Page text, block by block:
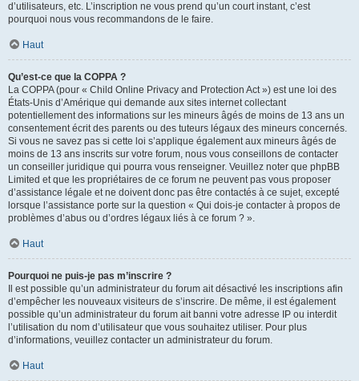
d’utilisateurs, etc. L’inscription ne vous prend qu’un court instant, c’est
pourquoi nous vous recommandons de le faire.
Haut
Qu’est-ce que la COPPA ?
La COPPA (pour « Child Online Privacy and Protection Act ») est une loi des
États-Unis d’Amérique qui demande aux sites internet collectant
potentiellement des informations sur les mineurs âgés de moins de 13 ans un
consentement écrit des parents ou des tuteurs légaux des mineurs concernés.
Si vous ne savez pas si cette loi s’applique également aux mineurs âgés de
moins de 13 ans inscrits sur votre forum, nous vous conseillons de contacter
un conseiller juridique qui pourra vous renseigner. Veuillez noter que phpBB
Limited et que les propriétaires de ce forum ne peuvent pas vous proposer
d’assistance légale et ne doivent donc pas être contactés à ce sujet, excepté
lorsque l’assistance porte sur la question « Qui dois-je contacter à propos de
problèmes d’abus ou d’ordres légaux liés à ce forum ? ».
Haut
Pourquoi ne puis-je pas m’inscrire ?
Il est possible qu’un administrateur du forum ait désactivé les inscriptions afin
d’empêcher les nouveaux visiteurs de s’inscrire. De même, il est également
possible qu’un administrateur du forum ait banni votre adresse IP ou interdit
l’utilisation du nom d’utilisateur que vous souhaitez utiliser. Pour plus
d’informations, veuillez contacter un administrateur du forum.
Haut